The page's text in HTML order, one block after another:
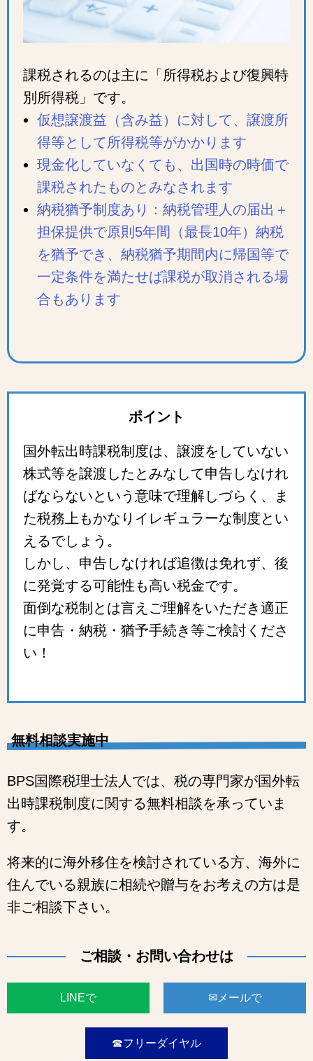
課税されるのは主に「所得税および復興特
別所得税」です。
仮想譲渡益（含み益）に対して、譲渡所
得等として所得税等がかかります
現金化していなくても、出国時の時価で
課税されたものとみなされます
納税猶予制度あり：納税管理人の届出＋
担保提供で原則5年間（最長10年）納税
を猶予でき、納税猶予期間内に帰国等で
一定条件を満たせば課税が取消される場
合もあります
ポイント
国外転出時課税制度は、譲渡をしていない
株式等を譲渡したとみなして申告しなけれ
ばならないという意味で理解しづらく、ま
た税務上もかなりイレギュラーな制度とい
えるでしょう。
しかし、申告しなければ追徴は免れず、後
に発覚する可能性も高い税金です。
面倒な税制とは言えご理解をいただき適正
に申告・納税・猶予手続き等ご検討くださ
い！
無料相談実施中
BPS国際税理士法人では、税の専門家が国外転
出時課税制度に関する無料相談を承っていま
す。
将来的に海外移住を検討されている方、海外に
住んでいる親族に相続や贈与をお考えの方は是
非ご相談下さい。
ご相談・お問い合わせは
LINEで ✉メールで
☎フリーダイヤル